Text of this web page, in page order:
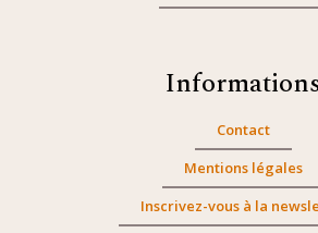
Informations
Contact
Mentions légales
Inscrivez-vous à la